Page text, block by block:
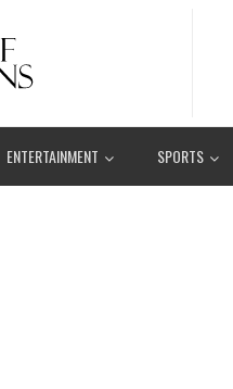
ENTERTAINMENT SPORTS